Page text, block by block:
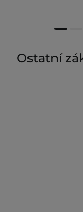
Ostatní